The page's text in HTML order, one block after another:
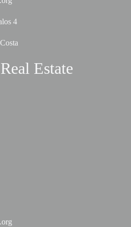
4
Estate